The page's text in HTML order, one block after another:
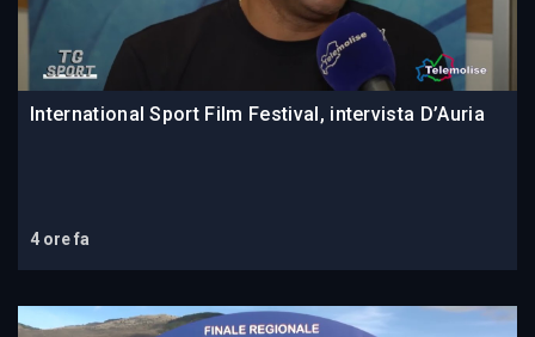
International Sport Film Festival, intervista D’Auria
4 ore fa